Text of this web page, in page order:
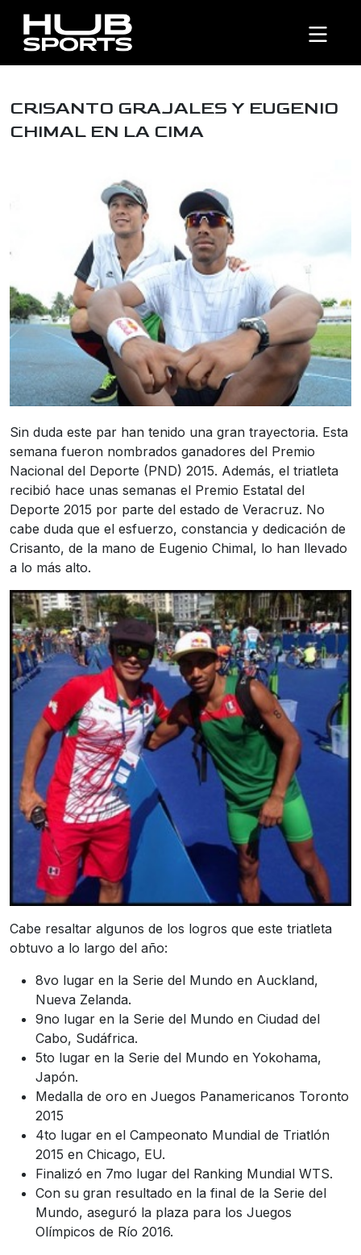
CRISANTO GRAJALES Y EUGENIO
CHIMAL EN LA CIMA
Sin duda este par han tenido una gran trayectoria. Esta
semana fueron nombrados ganadores del Premio
Nacional del Deporte (PND) 2015. Además, el triatleta
recibió hace unas semanas el Premio Estatal del
Deporte 2015 por parte del estado de Veracruz. No
cabe duda que el esfuerzo, constancia y dedicación de
Crisanto, de la mano de Eugenio Chimal, lo han llevado
a lo más alto.
Cabe resaltar algunos de los logros que este triatleta
obtuvo a lo largo del año:
8vo lugar en la Serie del Mundo en Auckland,
Nueva Zelanda.
9no lugar en la Serie del Mundo en Ciudad del
Cabo, Sudáfrica.
5to lugar en la Serie del Mundo en Yokohama,
Japón.
Medalla de oro en Juegos Panamericanos Toronto
2015
4to lugar en el Campeonato Mundial de Triatlón
2015 en Chicago, EU.
Finalizó en 7mo lugar del Ranking Mundial WTS.
Con su gran resultado en la final de la Serie del
Mundo, aseguró la plaza para los Juegos
Olímpicos de Río 2016.